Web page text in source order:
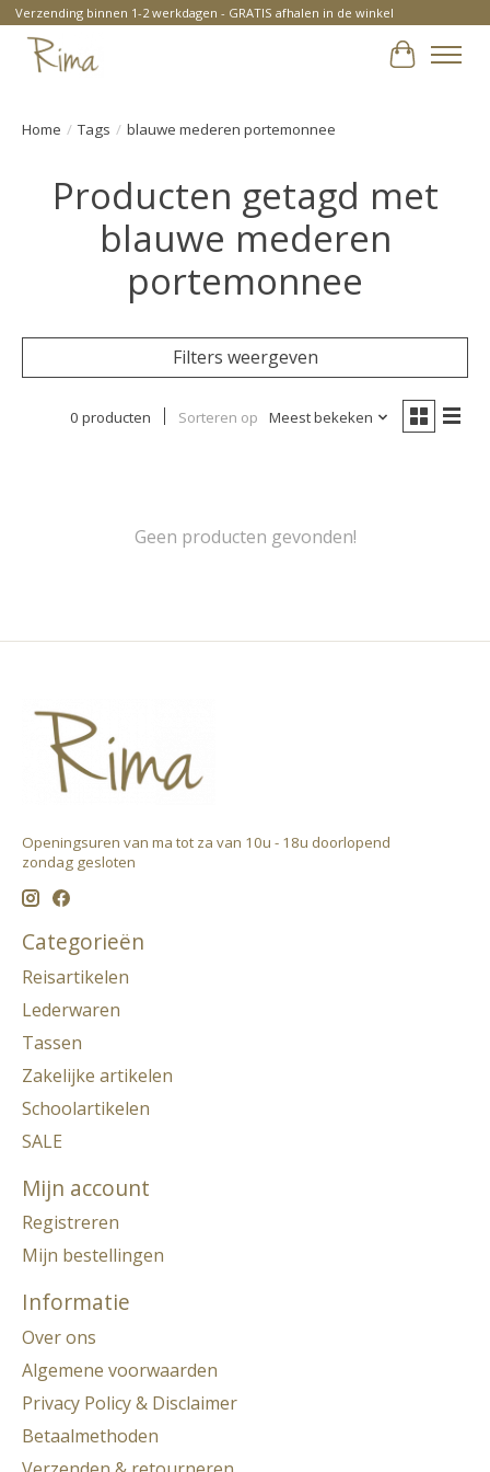
Verzending binnen 1-2 werkdagen - GRATIS afhalen in de winkel
Home / Tags / blauwe mederen portemonnee
Producten getagd met
blauwe mederen
portemonnee
Filters weergeven
0 producten Sorteren op Meest bekeken
Geen producten gevonden!
Openingsuren van ma tot za van 10u - 18u doorlopend ​
zondag gesloten
Categorieën
Reisartikelen
Lederwaren
Tassen
Zakelijke artikelen
Schoolartikelen
SALE
Mijn account
Registreren
Mijn bestellingen
Informatie
Over ons
Algemene voorwaarden
Privacy Policy & Disclaimer
Betaalmethoden